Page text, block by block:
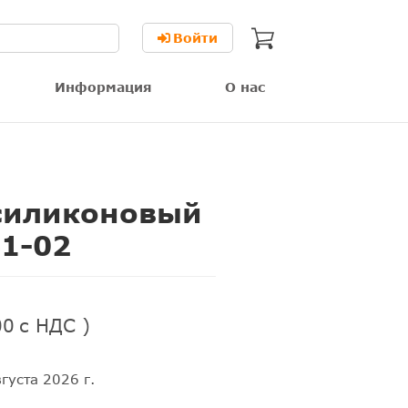
Войти
Информация О нас
02
с НДС )
2026 г.